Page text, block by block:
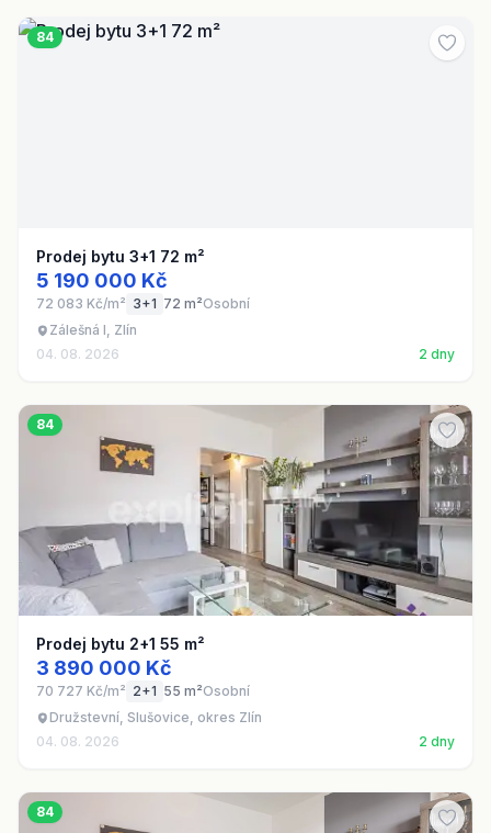
84
Prodej bytu 3+1 72 m²
5 190 000 Kč
72 083 Kč/m² 3+1 72 m²Osobní
Zálešná I, Zlín
04. 08. 2026
2 dny
84
Prodej bytu 2+1 55 m²
3 890 000 Kč
70 727 Kč/m² 2+1 55 m²Osobní
Družstevní, Slušovice, okres Zlín
04. 08. 2026
2 dny
84